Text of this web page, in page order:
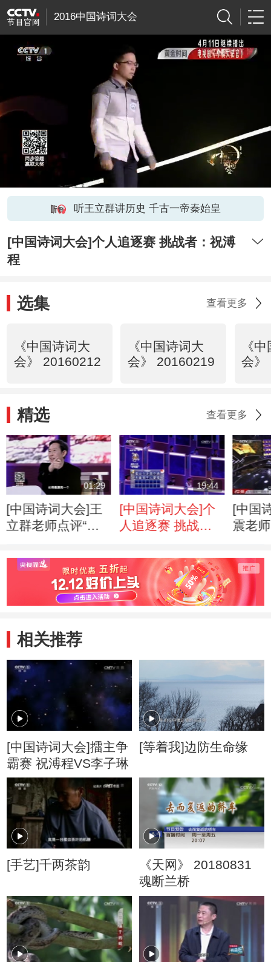
2016中国诗词大会
听王立群讲历史 千古一帝秦始皇
[中国诗词大会]个人追逐赛 挑战者：祝溥
程
选集 查看更多
《中国诗词大
会》 20160212
《中国诗词大
会》 20160219
《
会》
精选 查看更多
01:29
[中国诗词大会]王
立群老师点评“羌
风不度玉门关”
19:44
[中国诗词大会]个
人追逐赛 挑战
[中国
震老
黄鹂
相关推荐
[中国诗词大会]擂主争
霸赛 祝溥程VS李子琳
[等着我]边防生命缘
[手艺]千两茶韵
《天网》 20180831
魂断兰桥